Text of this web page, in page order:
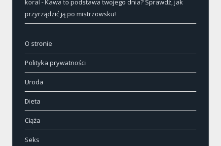
koral -Kawa to podstawa twojego dnia? Sprawdź, jak
przyrządzić ją po mistrzowsku!
O stronie
Polityka prywatności
Uroda
Dieta
Ciąża
Seks